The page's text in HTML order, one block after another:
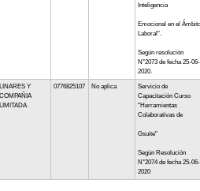
Inteligencia
Emocional en el Ámbito
Laboral".
Según resolución
N°2073 de fecha 25-06-
2020.
LINARES Y
COMPAÑIA
LIMITADA
0776825107 No aplica
Servicio de
Capacitación Curso
"Herramientas
Colaborativas de
Gsuite"
Según Resolución
N°2074 de fecha 25-06-
2020